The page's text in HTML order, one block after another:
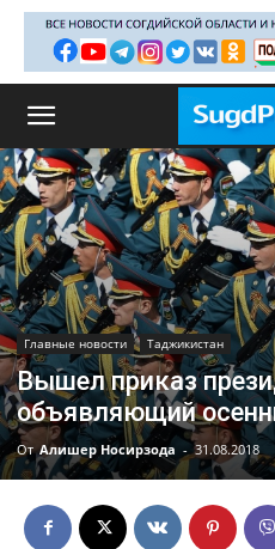
Главные новости Таджикистан
Вышел приказ
объявляющий
От Алишер Носирзода - 31.08.2018